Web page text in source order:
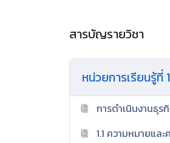
สารบัญรายวิชา
หน่วยการเรียนรู้ที่
การดำเนินงานธุร
1.1 ความหมายแล